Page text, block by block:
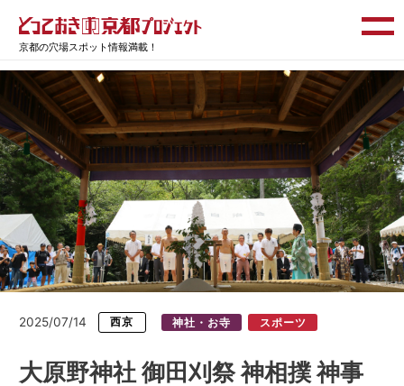
京都の穴場スポット情報満載！
2025/07/14 西京 神社・お寺 スポーツ
大原野神社 御田刈祭 神相撲 神事